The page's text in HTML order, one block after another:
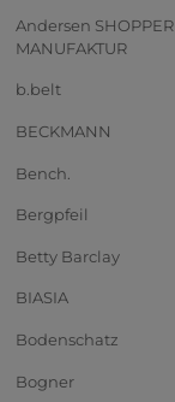
Andersen SHOPPER
MANUFAKTUR
b.belt
BECKMANN
Bench.
Bergpfeil
Betty Barclay
BIASIA
Bodenschatz
Bogner